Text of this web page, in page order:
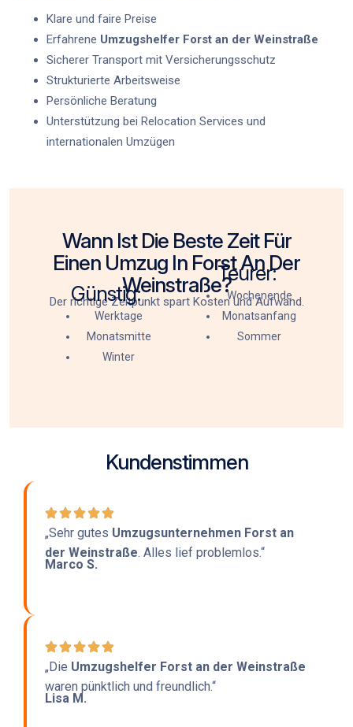
Klare und faire Preise
Erfahrene Umzugshelfer Forst an der Weinstraße
Sicherer Transport mit Versicherungsschutz
Strukturierte Arbeitsweise
Persönliche Beratung
Unterstützung bei Relocation Services und
internationalen Umzügen
Wann Ist Die Beste Zeit Für
Einen Umzug In Forst An Der
Weinstraße?
Der richtige Zeitpunkt spart Kosten und Aufwand.
Günstig:
Werktage
Monatsmitte
Winter
Teurer:
Wochenende
Monatsanfang
Sommer
Kundenstimmen
„Sehr gutes Umzugsunternehmen Forst an
der Weinstraße. Alles lief problemlos.“
Marco S.
„Die Umzugshelfer Forst an der Weinstraße
waren pünktlich und freundlich.“
Lisa M.